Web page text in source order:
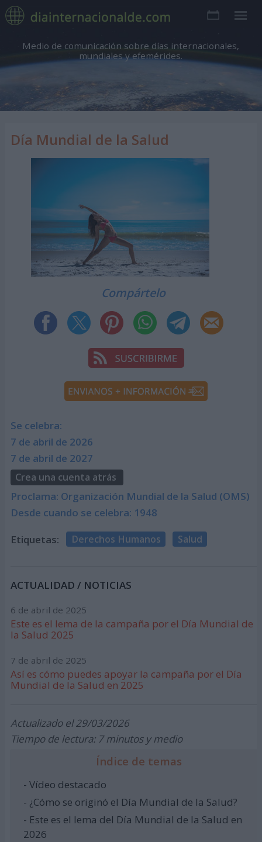
Medio de comunicación sobre días internacionales,
mundiales y efemérides.
Día Mundial de la Salud
Compártelo
Se celebra:
7 de abril de 2026
7 de abril de 2027
Crea una cuenta atrás
Proclama: Organización Mundial de la Salud (OMS)
Desde cuando se celebra: 1948
Etiquetas: Derechos Humanos Salud
ACTUALIDAD / NOTICIAS
6 de abril de 2025
Este es el lema de la campaña por el Día Mundial de
la Salud 2025
7 de abril de 2025
Así es cómo puedes apoyar la campaña por el Día
Mundial de la Salud en 2025
Actualizado el 29/03/2026
Tiempo de lectura: 7 minutos y medio
Índice de temas
- Vídeo destacado
- ¿Cómo se originó el Día Mundial de la Salud?
- Este es el lema del Día Mundial de la Salud en
2026